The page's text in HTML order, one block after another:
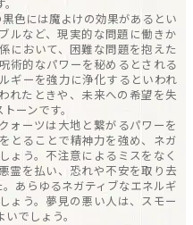
色には魔よけの効果があるとい
ルなど、現実的な問題に働きか
において、困難な問題を抱えた
術的なパワーを秘めるとされる
ギーを強力に浄化するといわれ
れたときや、未来への希望を失
ーンです。
ーツは大地と繋がるパワーを
とることで精神力を強め、ネガ
ょう。不注意によるミスをなく
霊を払い、恐れや不安を取り去
あらゆるネガティブなエネルギ
ょう。夢見の悪い人は、スモー
でしょう。